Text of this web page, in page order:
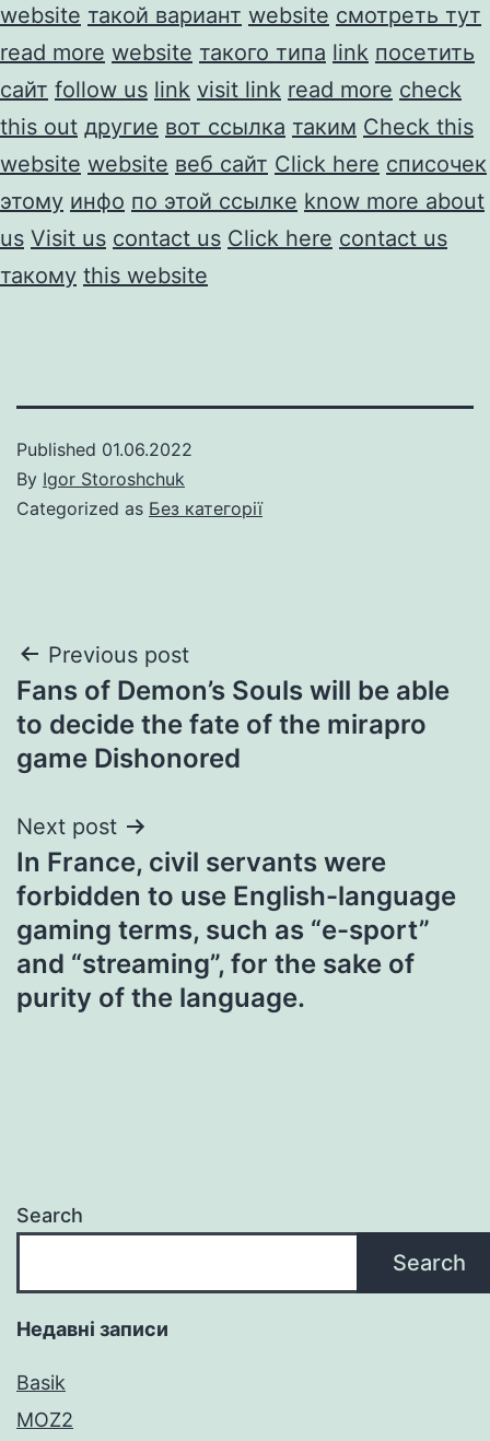
website такой вариант website смотреть тут
read more website такого типа link посетить
сайт follow us link visit link read more check
this out другие вот ссылка таким Check this
website website веб сайт Click here списочек
этому инфо по этой ссылке know more about
us Visit us contact us Click here contact us
такому this website
Published 01.06.2022
By Igor Storoshchuk
Categorized as Без категорії
Post
navigation
Previous post
Fans of Demon’s Souls will be able
to decide the fate of the mirapro
game Dishonored
Next post
In France, civil servants were
forbidden to use English-language
gaming terms, such as “e-sport”
and “streaming”, for the sake of
purity of the language.
Search
Search
Недавні записи
Basik
MOZ2